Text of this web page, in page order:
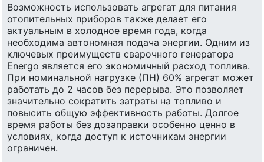
Возможность использовать агрегат для питания
отопительных приборов также делает его
актуальным в холодное время года, когда
необходима автономная подача энергии. Одним из
ключевых преимуществ сварочного генератора
Energo является его экономичный расход топлива.
При номинальной нагрузке (ПН) 60% агрегат может
работать до 2 часов без перерыва. Это позволяет
значительно сократить затраты на топливо и
повысить общую эффективность работы. Долгое
время работы без дозаправки особенно ценно в
условиях, когда доступ к источникам энергии
ограничен.